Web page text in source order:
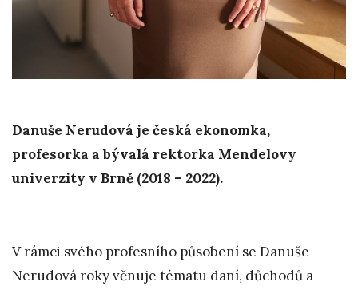
Danuše Nerudová je česká ekonomka,
profesorka a bývalá rektorka Mendelovy
univerzity v Brně (2018 – 2022).
V rámci svého profesního působení se Danuše
Nerudová roky věnuje tématu daní, důchodů a